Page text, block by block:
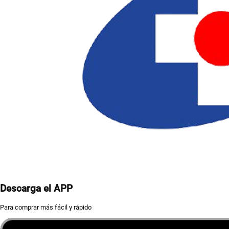
Descarga el APP
Para comprar más fácil y rápido